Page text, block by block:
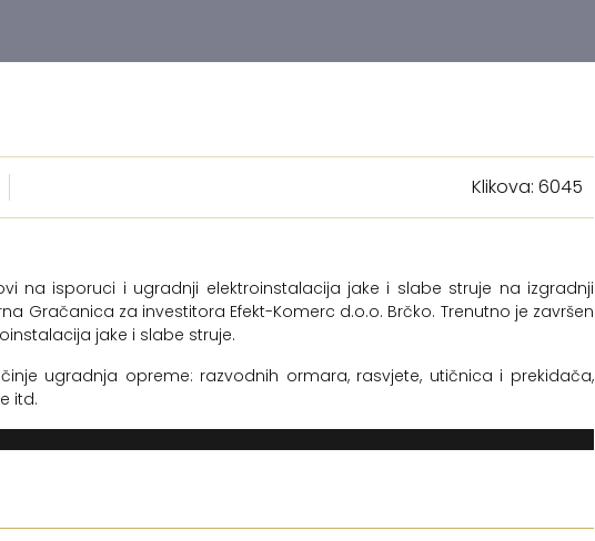
Klikova: 6045
na isporuci i ugradnji elektroinstalacija jake i slabe struje na izgradnji
Gračanica za investitora Efekt-Komerc d.o.o. Brčko. Trenutno je završen
jake i slabe struje.
ugradnja opreme: razvodnih ormara, rasvjete, utičnica i prekidača,
itd.